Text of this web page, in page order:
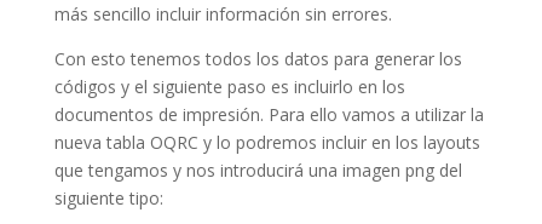
más sencillo incluir información sin errores.
Con esto tenemos todos los datos para generar los
códigos y el siguiente paso es incluirlo en los
documentos de impresión. Para ello vamos a utilizar la
nueva tabla OQRC y lo podremos incluir en los layouts
que tengamos y nos introducirá una imagen png del
siguiente tipo: